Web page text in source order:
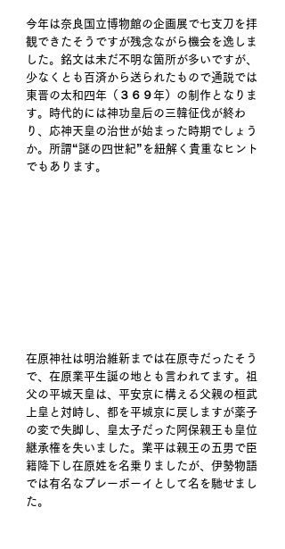
今年は奈良国立博物館の企画展で七支刀を拝
観できたそうですが残念ながら機会を逸しま
した。銘文は未だ不明な箇所が多いですが、
少なくとも百済から送られたもので通説では
東晋の太和四年（３６９年）の制作となりま
す。時代的には神功皇后の三韓征伐が終わ
り、応神天皇の治世が始まった時期でしょう
か。所謂“謎の四世紀”を紐解く貴重なヒント
でもあります。
在原神社は明治維新までは在原寺だったそう
で、在原業平生誕の地とも言われてます。祖
父の平城天皇は、平安京に構える父親の桓武
上皇と対峙し、都を平城京に戻しますが薬子
の変で失脚し、皇太子だった阿保親王も皇位
継承権を失いました。業平は親王の五男で臣
籍降下し在原姓を名乗りましたが、伊勢物語
では有名なプレーボーイとして名を馳せまし
た。